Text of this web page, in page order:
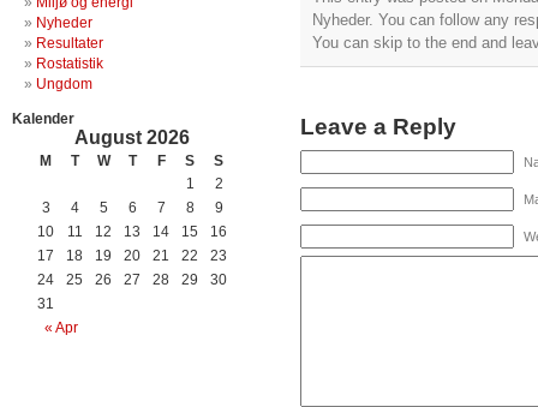
Nyheder
Resultater
Rostatistik
Ungdom
Kalender
August 2026
M T W T F S S
« Apr
1
2
3
4 5 6 7 8
9
10
11 12 13 14 15
16
17
18 19 20 21 22
23
24
25 26 27 28 29
30
31
Nyheder. You can follow any
You can skip to the end and
Leave a Reply